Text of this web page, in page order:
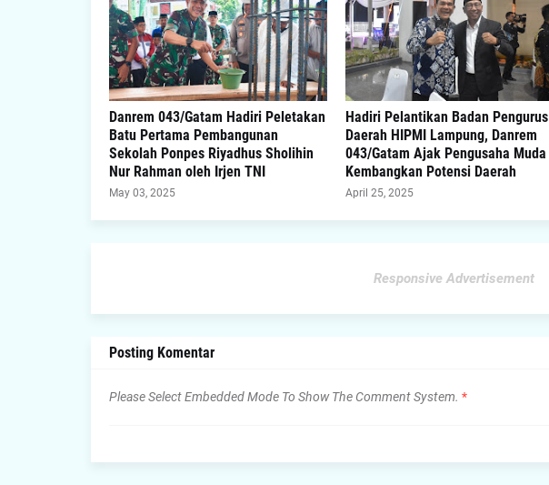
Danrem 043/Gatam Hadiri Peletakan
Batu Pertama Pembangunan
Sekolah Ponpes Riyadhus Sholihin
Nur Rahman oleh Irjen TNI
May 03, 2025
Hadiri Pelantikan Badan Pengurus
Daerah HIPMI Lampung, Danrem
043/Gatam Ajak Pengusaha Muda
Kembangkan Potensi Daerah
April 25, 2025
Responsive Advertisement
Posting Komentar
Please Select Embedded Mode To Show The Comment System. *